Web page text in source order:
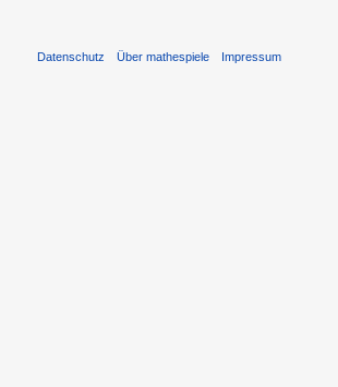
Datenschutz Über mathespiele Impressum